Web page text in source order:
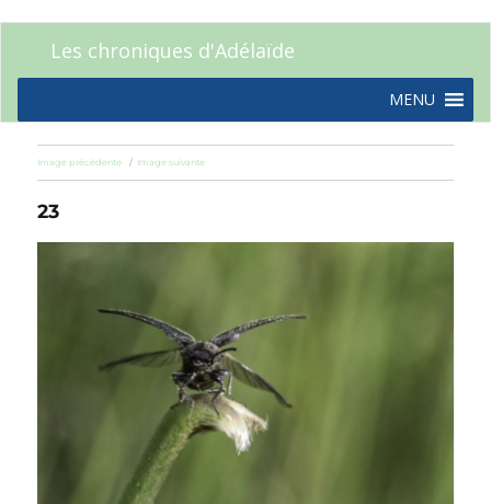
Les chroniques d'Adélaïde
MENU
Image précédente Image suivante
23